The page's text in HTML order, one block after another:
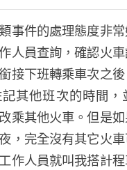
事件的處理態度非
人員查詢，確認火
接下班轉乘車次之
其他班次的時間，
乘其他火車。但是
，完全沒有其它火
作人員就叫我搭計